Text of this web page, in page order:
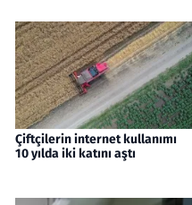
Çiftçilerin internet kullanımı
10 yılda iki katını aştı